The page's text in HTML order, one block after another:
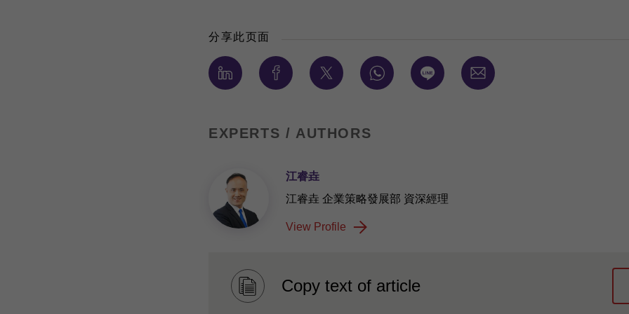
分享此页面
EXPERTS / AUTHORS
江睿垚
江睿垚 企業策略發展部 資深經理
View Profile
Copy text of article